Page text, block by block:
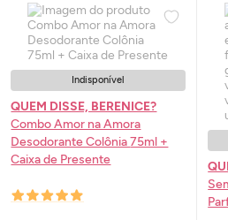
Indisponível
QUEM DISSE, BERENICE?
Combo Amor na Amora
Desodorante Colônia 75ml +
Caixa de Presente